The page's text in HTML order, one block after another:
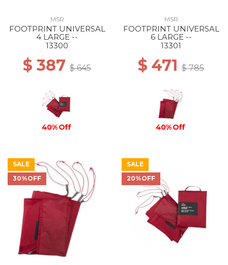
MSR
FOOTPRINT UNIVERSAL
4 LARGE --
13300
$ 387 $ 645
40% Off
MSR
FOOTPRINT UNIVERSAL
6 LARGE --
13301
$ 471 $ 785
40% Off
SALE
30%OFF
SALE
20%OFF